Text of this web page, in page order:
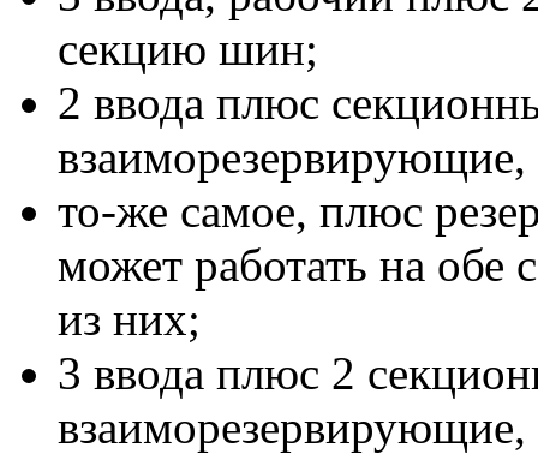
секцию шин;
2 ввода плюс
то-же самое, плюс
может работать на обе
из них;
3 ввода плюс 2